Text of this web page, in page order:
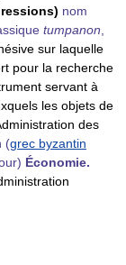
nom
tumpanon
sur laquelle
pour la recherche
servant à
les objets de
des
(grec byzantin
Économie.